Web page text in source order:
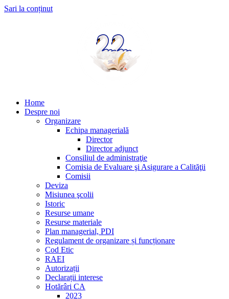
Sari la conținut
Home
Despre noi
Organizare
Echipa managerială
Director
Director adjunct
Consiliul de administraţie
Comisia de Evaluare şi Asigurare a Calităţii
Comisii
Deviza
Misiunea şcolii
Istoric
Resurse umane
Resurse materiale
Plan managerial, PDI
Regulament de organizare și funcționare
Cod Etic
RAEI
Autorizații
Declarații interese
Hotărâri CA
2023